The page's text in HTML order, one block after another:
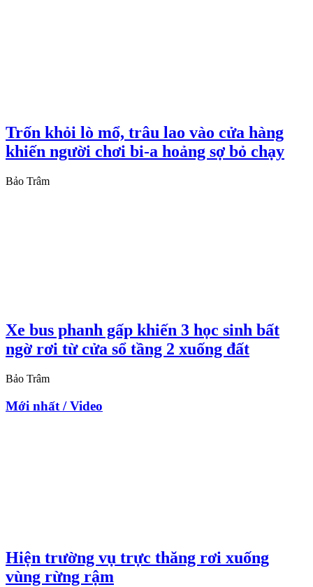
Trốn khỏi lò mổ, trâu lao vào cửa hàng
khiến người chơi bi-a hoảng sợ bỏ chạy
Bảo Trâm
Xe bus phanh gấp khiến 3 học sinh bất
ngờ rơi từ cửa sổ tầng 2 xuống đất
Bảo Trâm
Mới nhất / Video
Hiện trường vụ trực thăng rơi xuống
vùng rừng rậm